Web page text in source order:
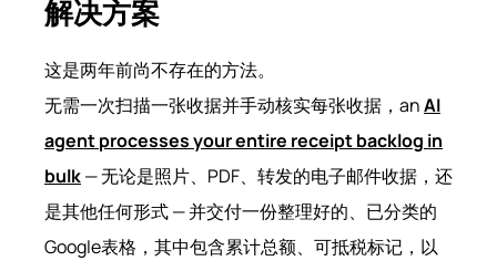
解决方案
这是两年前尚不存在的方法。
无需一次扫描一张收据并手动核实每张收据，anAI
agent processes your entire receipt backlog in
bulk— 无论是照片、PDF、转发的电子邮件收据，还
是其他任何形式 — 并交付一份整理好的、已分类的
Google表格，其中包含累计总额、可抵税标记，以